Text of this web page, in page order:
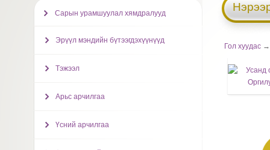
Гол хуудас →
Сарын урамшуулал хямдралууд
Эрүүл мэндийн бүтээгдэхүүнүүд
Тэжээл
Арьс арчилгаа
Үсний арчилгаа